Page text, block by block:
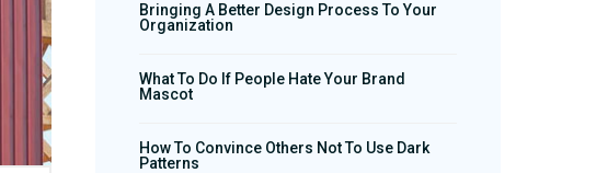
Bringing A Better Design Process To Your
Organization
What To Do If People Hate Your Brand
Mascot
How To Convince Others Not To Use Dark
Patterns